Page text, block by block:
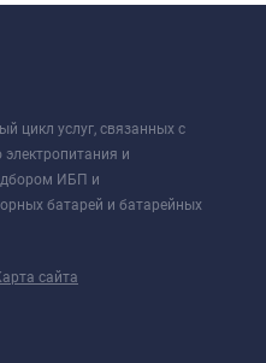
цикл услуг, связанных с
электропитания и
ИБП и
батарей и батарейных
сайта